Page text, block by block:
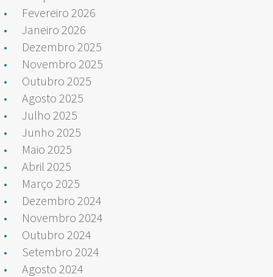
Fevereiro 2026
Janeiro 2026
Dezembro 2025
Novembro 2025
Outubro 2025
Agosto 2025
Julho 2025
Junho 2025
Maio 2025
Abril 2025
Março 2025
Dezembro 2024
Novembro 2024
Outubro 2024
Setembro 2024
Agosto 2024